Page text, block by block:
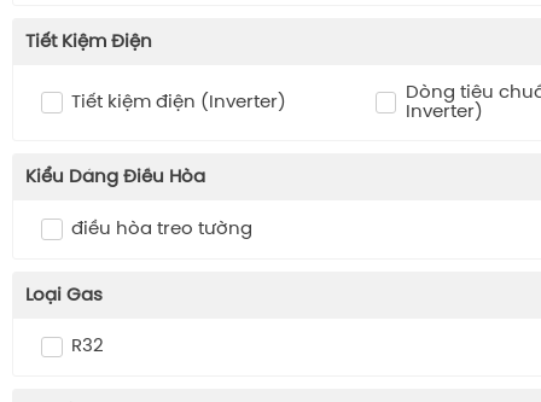
Tiết Kiệm Điện
Tiết kiệm điện (Inverter)
Dòng tiêu
Inverter)
Kiểu Dáng Điều Hòa
điều hòa treo tường
Loại Gas
R32